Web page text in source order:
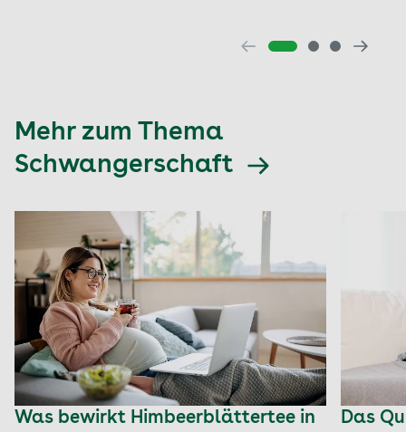
Mehr zum Thema
Schwangerschaft
Was bewirkt Himbeerblättertee in
Das